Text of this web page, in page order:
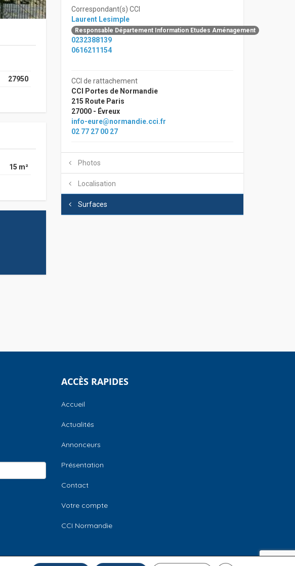
Correspondant(s) CCI
Laurent Lesimple
Responsable Département Information Etudes Aménagement
0232388139
0616211154
CCI de rattachement
CCI Portes de Normandie
215 Route Paris
27000 - Évreux
info-eure@normandie.cci.fr
02 77 27 00 27
Photos
Localisation
Surfaces
27950
15 m²
ACCÈS RAPIDES
Accueil
Actualités
Annonceurs
Présentation
Contact
Votre compte
CCI Normandie